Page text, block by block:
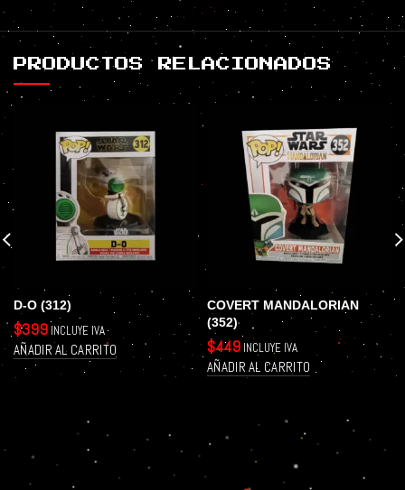
PRODUCTOS RELACIONADOS
D-O (312)
$399 INCLUYE IVA
AÑADIR AL CARRITO
COVERT MANDALORIAN
(352)
$449 INCLUYE IVA
AÑADIR AL CARRITO